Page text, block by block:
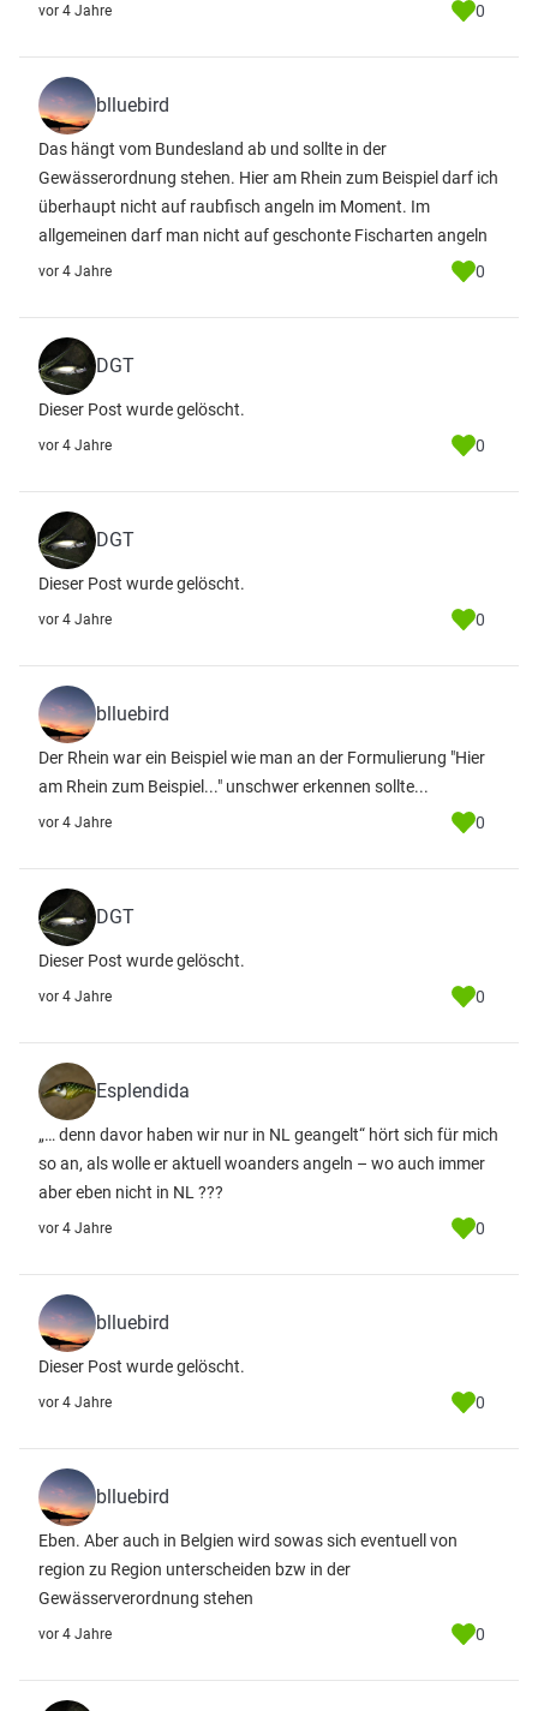
vor 4 Jahre 0
blluebird
Das hängt vom Bundesland ab und sollte in der
Gewässerordnung stehen. Hier am Rhein zum Beispiel darf ich
überhaupt nicht auf raubfisch angeln im Moment. Im
allgemeinen darf man nicht auf geschonte Fischarten angeln
vor 4 Jahre 0
DGT
Dieser Post wurde gelöscht.
vor 4 Jahre 0
DGT
Dieser Post wurde gelöscht.
vor 4 Jahre 0
blluebird
Der Rhein war ein Beispiel wie man an der Formulierung "Hier
am Rhein zum Beispiel..." unschwer erkennen sollte...
vor 4 Jahre 0
DGT
Dieser Post wurde gelöscht.
vor 4 Jahre 0
Esplendida
„… denn davor haben wir nur in NL geangelt“ hört sich für mich
so an, als wolle er aktuell woanders angeln – wo auch immer
aber eben nicht in NL ???
vor 4 Jahre 0
blluebird
Dieser Post wurde gelöscht.
vor 4 Jahre 0
blluebird
Eben. Aber auch in Belgien wird sowas sich eventuell von
region zu Region unterscheiden bzw in der
Gewässerverordnung stehen
vor 4 Jahre 0